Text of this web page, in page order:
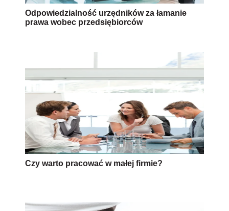
Odpowiedzialność urzędników za łamanie
prawa wobec przedsiębiorców
Czy warto pracować w małej firmie?